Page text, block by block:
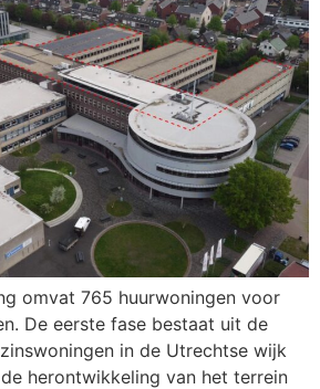
omvat 765 huurwoningen voor
De eerste fase bestaat uit de
in de Utrechtse wijk
herontwikkeling van het terrein